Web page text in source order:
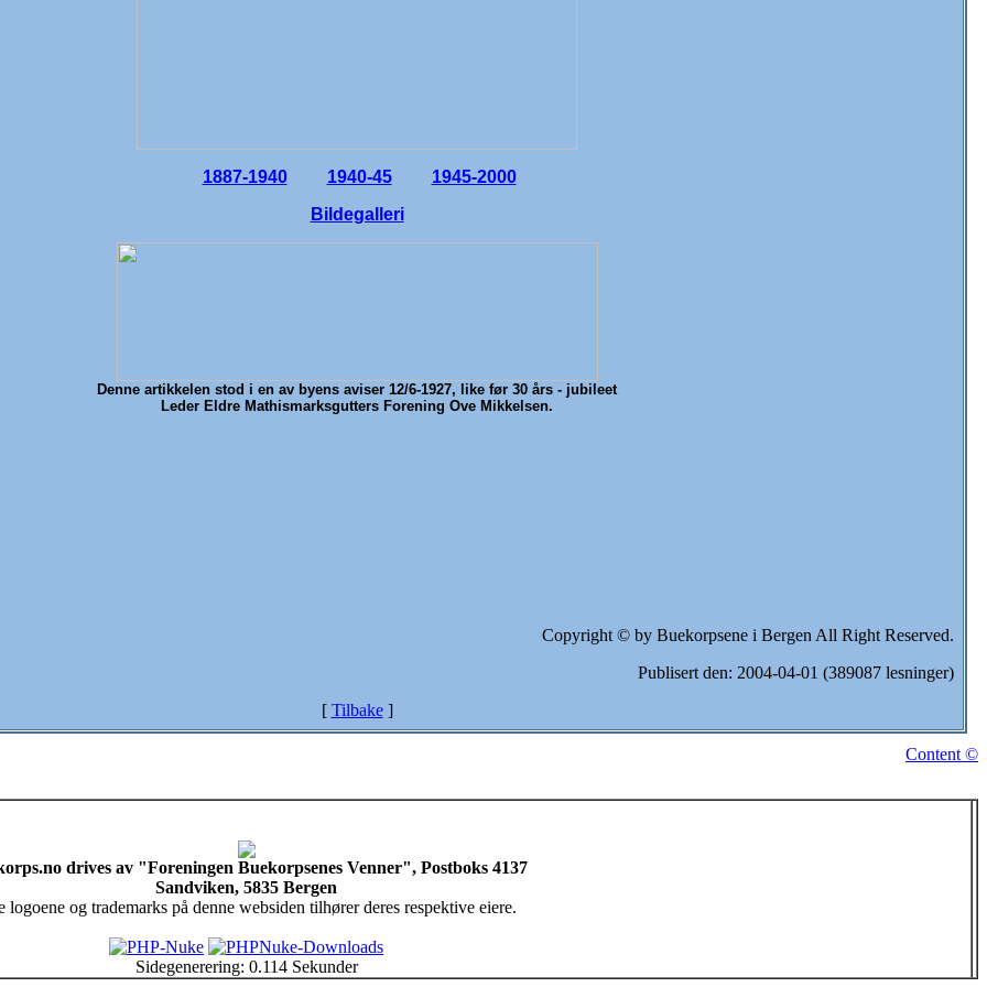
1887-1940 1940-45
1945-2000
Bildegalleri
Denne artikkelen stod i en av byens aviser 12/6-1927, like før 30 års - jubileet
Leder Eldre Mathismarksgutters Forening Ove Mikkelsen.
Copyright © by Buekorpsene i Bergen All Right Reserved.
Publisert den: 2004-04-01 (389087 lesninger)
[ Tilbake]
Content ©
drives av "Foreningen Buekorpsenes Venner", Postboks 4137
Sandviken, 5835 Bergen
logoene og trademarks på denne websiden tilhører deres respektive eiere.
Sidegenerering: 0.114 Sekunder